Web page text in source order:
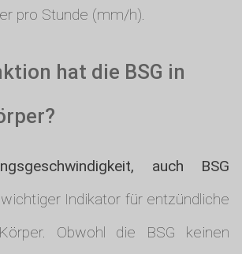
pro Stunde (mm/h).
hat die BSG in
auch BSG
Indikator für entzündliche
Obwohl die BSG keinen